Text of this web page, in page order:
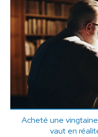
Acheté une
vaut en